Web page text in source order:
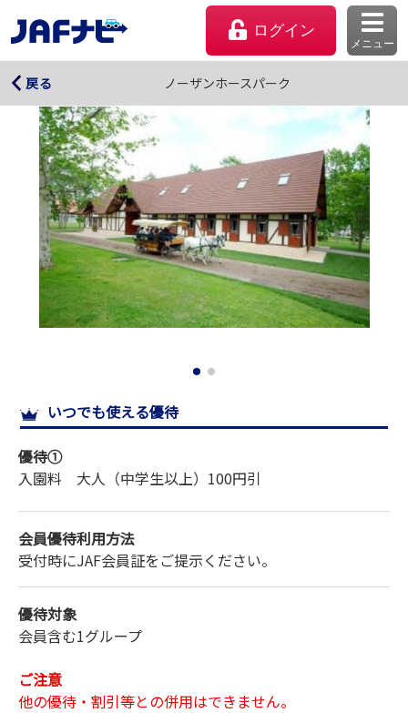
ログイン
メニュー
マイページ
サイトマップ
戻る ノーザンホースパーク
ノーザンホースパーク
いつでも使える優待
優待①
入園料 大人（中学生以上） 100円引
会員優待利用方法
受付時にJAF会員証をご提示ください。
優待対象
会員含む1グループ
ご注意
他の優待・割引等との併用はできません。